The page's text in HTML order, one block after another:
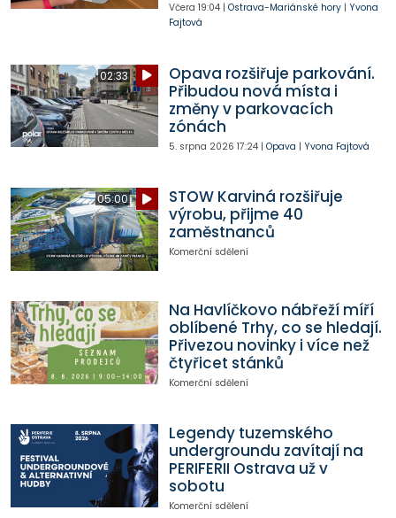
Včera 19:04| Ostrava-Mariánské hory| Yvona
Fajtová
02:33
Opava rozšiřuje parkování.
Přibudou nová místa i
změny v parkovacích
zónách
5. srpna 2026 17:24| Opava | Yvona Fajtová
05:00
STOW Karviná rozšiřuje
výrobu, přijme 40
zaměstnanců
Komerční sdělení
Na Havlíčkovo nábřeží míří
oblíbené Trhy, co se hledají.
Přivezou novinky i více než
čtyřicet stánků
Komerční sdělení
Legendy tuzemského
undergroundu zavítají na
PERIFERII Ostrava už v
sobotu
Komerční sdělení